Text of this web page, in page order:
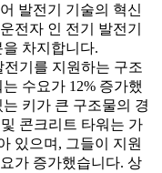
발전기 기술의 혁신
전자 인 전기 발전기
차지합니다.
기를 지원하는 구조
수요가 12% 증가했
키가 큰 구조물의 경
콘크리트 타워는 가
있으며, 그들이 지원
가 증가했습니다. 상